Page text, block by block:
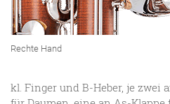
Rechte Hand
kl. Finger und B-Heber, je zwei